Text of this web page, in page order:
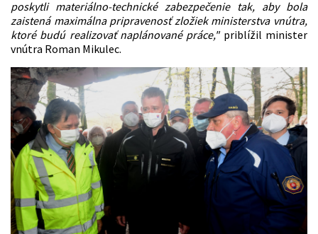
poskytli materiálno-technické zabezpečenie tak, aby bola
zaistená maximálna pripravenosť zložiek ministerstva vnútra,
ktoré budú realizovať naplánované práce,"priblížil minister
vnútra Roman Mikulec.